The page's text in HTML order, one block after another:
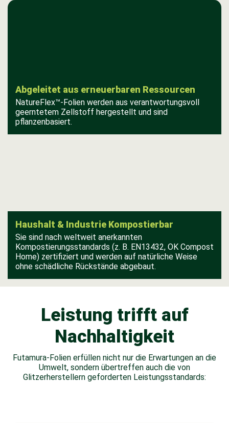
Abgeleitet aus erneuerbaren Ressourcen
NatureFlex™-Folien werden aus verantwortungsvoll
geerntetem Zellstoff hergestellt und sind
pflanzenbasiert.
Haushalt & Industrie Kompostierbar
Sie sind nach weltweit anerkannten
Kompostierungsstandards (z. B. EN13432, OK Compost
Home) zertifiziert und werden auf natürliche Weise
ohne schädliche Rückstände abgebaut.
Leistung trifft auf
Nachhaltigkeit
Futamura-Folien erfüllen nicht nur die Erwartungen an die
Umwelt, sondern übertreffen auch die von
Glitzerherstellern geforderten Leistungsstandards: